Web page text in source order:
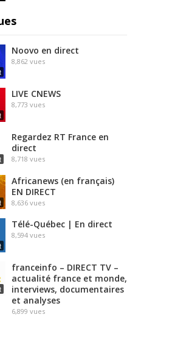
Noovo en direct
8,862 vues
LIVE CNEWS
8,773 vues
Regardez RT France en
direct
8,718 vues
Africanews (en français)
EN DIRECT
8,636 vues
Télé-Québec | En direct
8,594 vues
franceinfo – DIRECT TV –
actualité france et monde,
interviews, documentaires
et analyses
6,899 vues